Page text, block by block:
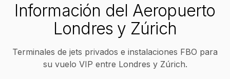
Información del Aeropuerto
Londres y Zúrich
Terminales de jets privados e instalaciones FBO para
su vuelo VIP entre Londres y Zúrich.